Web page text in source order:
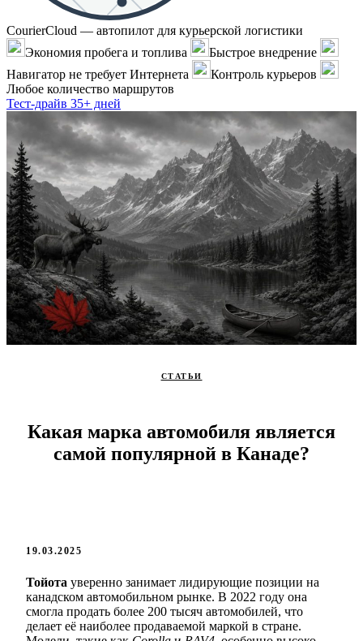
CourierCloud — автопилот для курьерской логистики
Экономия пробега и топлива
Быстрое внедрение
Навигатор не требует Интернета
Контроль курьеров
Любое количество маршрутов
Тест-драйв 35+ дней
СТАТЬИ
Какая марка автомобиля является
самой популярной в Канаде?
19.03.2025
Тойота уверенно занимает лидирующие позиции на
канадском автомобильном рынке. В 2022 году она
смогла продать более 200 тысяч автомобилей, что
делает её наиболее продаваемой маркой в стране.